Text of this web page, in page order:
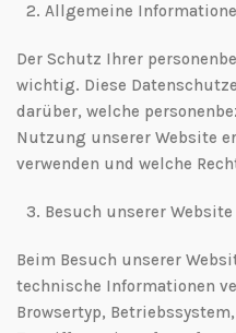
2.⁠ ⁠Allgemeine
Der Schutz Ihrer
wichtig. Diese
darüber, welche
Nutzung unserer Website
verwenden und welche
3.⁠ ⁠Besuch unserer Website
Beim Besuch unserer
technische Informationen
Browsertyp,